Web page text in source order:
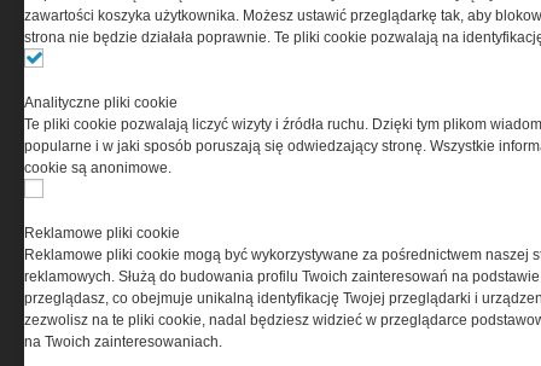
0000537655, NIP 1132860378, REGON 146393437
(zwana dalej Grupa MEDIUM) w postaci Regulaminu.
Ta witryna wykorzystuje pliki cookies do przechowywania
informacji na Twoim komputerze. Pliki cookies stosujemy
w celu świadczenia usług na najwyższym poziomie,
w tym w sposób dostosowany do indywidualnych potrzeb.
zawartości koszyka użytkownika. Możesz ustawić przeglądarkę tak, aby
strona nie będzie działała poprawnie. Te pliki cookie pozwalają na
Analityczne pliki cookie
Te pliki cookie pozwalają liczyć wizyty i źródła ruchu. Dzięki tym plikom
popularne i w jaki sposób poruszają się odwiedzający stronę. Wszystkie
cookie są anonimowe.
Reklamowe pliki cookie
Reklamowe pliki cookie mogą być wykorzystywane za pośrednictwem naszej
reklamowych. Służą do budowania profilu Twoich zainteresowań na
przeglądasz, co obejmuje unikalną identyfikację Twojej przeglądarki i
zezwolisz na te pliki cookie, nadal będziesz widzieć w przeglądarce
na Twoich zainteresowaniach.